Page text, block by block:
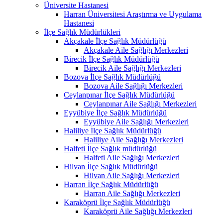
Üniversite Hastanesi
Harran Üniversitesi Araştırma ve Uygulama
Hastanesi
İlçe Sağlık Müdürlükleri
Akçakale İlçe Sağlık Müdürlüğü
Akçakale Aile Sağlığı Merkezleri
Birecik İlçe Sağlık Müdürlüğü
Birecik Aile Sağlığı Merkezleri
Bozova İlçe Sağlık Müdürlüğü
Bozova Aile Sağlığı Merkezleri
Ceylanpınar İlçe Sağlık Müdürlüğü
Ceylanpınar Aile Sağlığı Merkezleri
Eyyübiye İlçe Sağlık Müdürlüğü
Eyyübiye Aile Sağlığı Merkezleri
Haliliye İlçe Sağlık Müdürlüğü
Haliliye Aile Sağlığı Merkezleri
Halfeti İlçe Sağlık müdürlüğü
Halfeti Aile Sağlığı Merkezleri
Hilvan İlçe Sağlık Müdürlüğü
Hilvan Aile Sağlığı Merkezleri
Harran İlçe Sağlık Müdürlüğü
Harran Aile Sağlığı Merkezleri
Karaköprü İlçe Sağlık Müdürlüğü
Karaköprü Aile Sağlığı Merkezleri